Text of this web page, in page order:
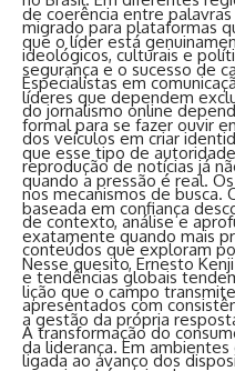
migrado para plataformas
ideológicos, culturais e
Especialistas em
do jornalismo online
dos veículos em criar
reprodução de notícias já
nos mecanismos de busca.
de contexto, análise e
conteúdos que exploram
e tendências globais
apresentados com
A transformação do
ligada ao avanço dos
de coerência entre
que o líder está
segurança e o sucesso de
líderes que dependem
formal para se fazer ouvir
que esse tipo de
quando a pressão é real.
baseada em confiança
exatamente quando mais
Nesse quesito, Ernesto
lição que o campo
a gestão da própria
da liderança. Em